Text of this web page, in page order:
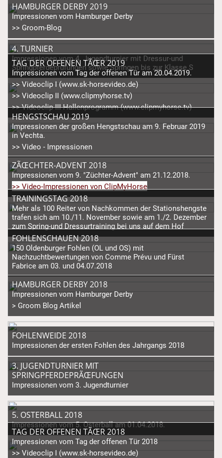
HAMBURGER DERBY 2019
Impressionen vom Hamburger Derby
>> Groom-Blog
4. TURNIER
Impressionen vom 4. Jugendturnier mit Dressur-und
Springpferdeprüfungen sowie Springen bis zur Klasse S
TAG DER OFFENEN TÃŒR 2019
Impressionen vom Tag der offenen Tür am 20.04.2019.
>> Videoclip I (www.sk-horsevideo.de)
>> Videoclip II (www.clipmyhorse.tv)
>> Videoclip III Hallenprogramm (www.clipmyhorse.tv)
HENGSTSCHAU 2019
Impressionen der großen Hengstschau am 9. Februar 2019
in Vechta.
>> Video - Impressionen
ZÃŒCHTER-ADVENT 2018
Impressionen vom 9. "Züchter-Advent" am 21.12.2018.
>> Video-Impressionen von ClipMyHorse
TRAININGSTAG 2018
Mehr als 100 Reiter von Nachkommen der Stationshengste
trafen sich am 10./11. November sowie am 1./2. Dezember
zum Spring-und Dressurtraining bei uns auf dem Hof
FOHLENSCHAUEN 2018
150 Oldenburger Fohlen (OL und OS) mit
Nachzuchtbewertungen von Comme Prévu und Fürst
Fabrice am 03. und 04.07.2018
HAMBURGER DERBY 2018
Impressionen vom Hamburger Derby
> Groom Blog Artikel
FOHLENWEIDE 2018
Impressionen der ersten Fohlen des Jahrgangs 2018
3. JUGENDTURNIER MIT
SPRINGPFERDEPRÃŒFUNGEN
Impressionen vom 3. Jugendturnier
5. OSTERBALL 2018
Impressionen vom 5. Osterball am 01.04.2018.
TAG DER OFFENEN TÃŒR 2018
Impressionen vom Tag der offenen Tür 2018
>> Videoclip I (www.sk-horsevideo.de)